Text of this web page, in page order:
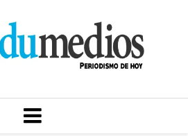
MENU